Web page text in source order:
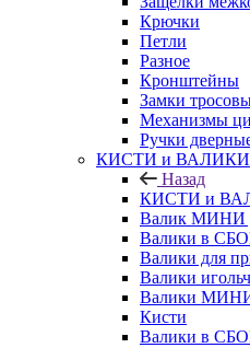
Крючки
Петли
Разное
Кронштейны
Замки
Механизмы
Ручки
КИСТИ и ВАЛИКИ
Назад
КИСТИ и
Валик МИНИ
Валики в
Валики для
Валики
Валики
Кисти
Валики в